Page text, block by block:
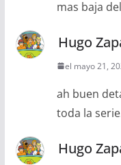
mas baja
Hugo
el mayo 21,
ah buen
toda la
Hugo